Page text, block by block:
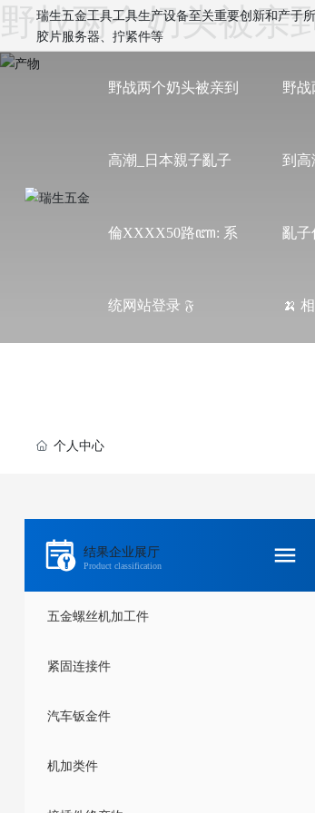
野战两个奶头被亲
瑞生五金工具工具生产设备至关重要创新和产于
胶片服务器、拧紧件等
野战两个奶头被亲到
高潮_日本親子亂子
倫XXXX50路ꦚ: 系
统网站登录 𝔉
野战
到
亂子
🍌
个人中心
结果企业展厅
Product classification
五金螺丝机加工件
紧固连接件
汽车钣金件
机加类件